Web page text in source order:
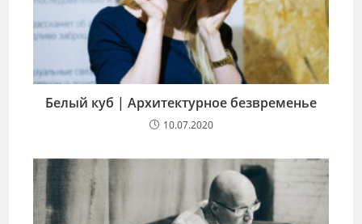
Белый куб | Архитектурное безвременье
10.07.2020